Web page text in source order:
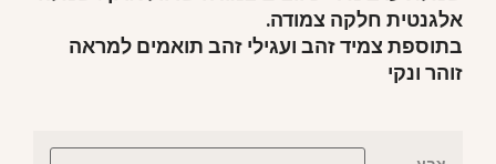
אלגנטית חלקה צמודה.
בתוספת צמיד זהב ועגילי זהב תואמים למראה
זוהר ונקי